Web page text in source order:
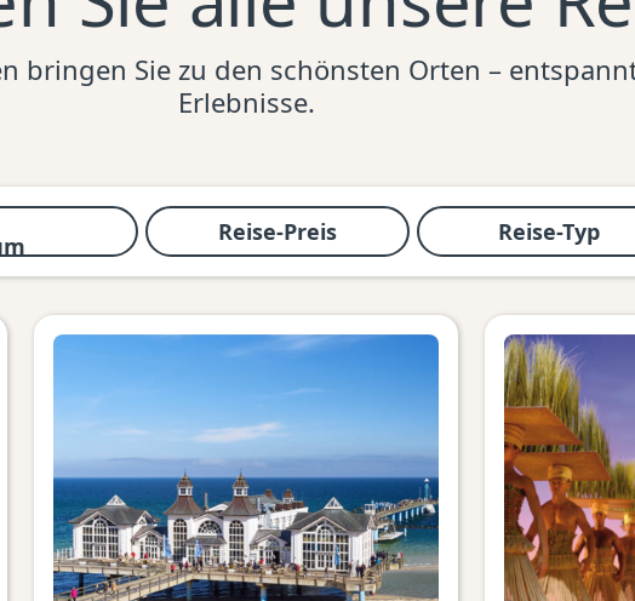
bringen Sie zu den schönsten Orten –
Erlebnisse.
Reise-Preis Reise-Typ